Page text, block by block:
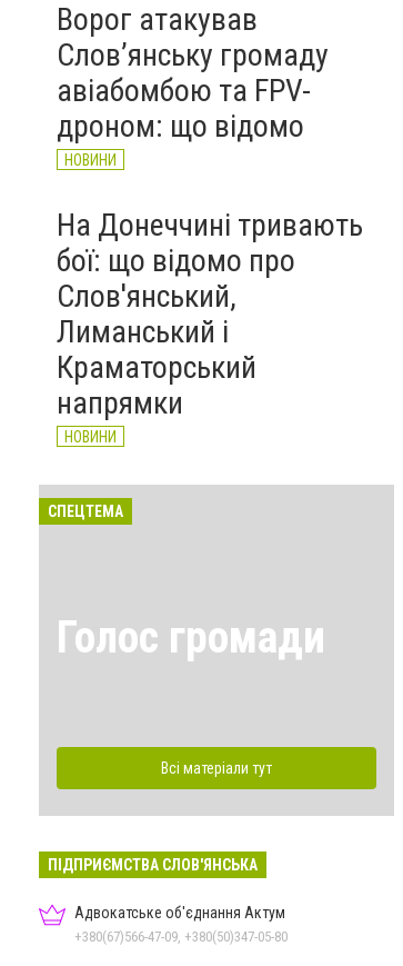
Ворог атакував
Слов’янську громаду
авіабомбою та FPV-
дроном: що відомо
НОВИНИ
На Донеччині тривають
бої: що відомо про
Слов'янський,
Лиманський і
Краматорський
напрямки
НОВИНИ
СПЕЦТЕМА
Голос громади
Всі матеріали тут
ПІДПРИЄМСТВА СЛОВ'ЯНСЬКА
Адвокатське об'єднання Актум
+380(67)566-47-09, +380(50)347-05-80